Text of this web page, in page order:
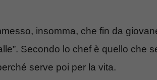
insomma, che fin da
Secondo lo chef è quello che
serve poi per la vita.